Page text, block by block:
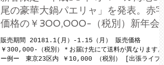
尾の豪華大鍋パエリャ」を発表。赤字
価格の￥300,000-（税別）新年会や
成人式の宴に。縁起よし。写真映えよ
し。
販売期間 20181.1(月）-1.15（月） 販売価格
￥300,000-（税別）＊お届け先にて送料が異なります。
ー例ー 東京23区内 ￥10,000 （税別） [出張ライブ調